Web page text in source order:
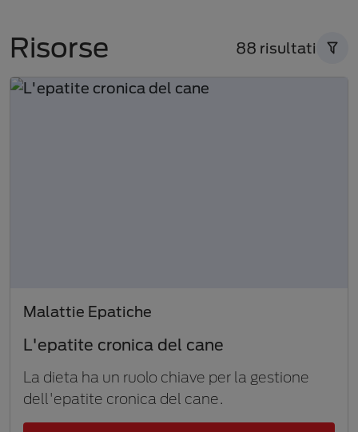
Risorse 88 risultati
Malattie Epatiche
L'epatite cronica del cane
La dieta ha un ruolo chiave per la gestione
dell'epatite cronica del cane.